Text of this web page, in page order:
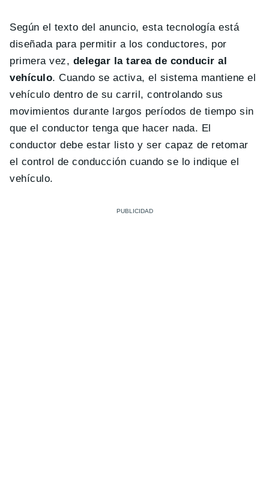
Según el texto del anuncio, esta tecnología está
diseñada para permitir a los conductores, por
primera vez, delegar la tarea de conducir al
vehículo. Cuando se activa, el sistema mantiene el
vehículo dentro de su carril, controlando sus
movimientos durante largos períodos de tiempo sin
que el conductor tenga que hacer nada. El
conductor debe estar listo y ser capaz de retomar
el control de conducción cuando se lo indique el
vehículo.